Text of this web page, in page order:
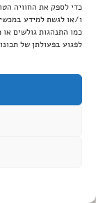
כדי לספק את החוויה
ו/או לגשת למידע
כמו התנהגות גולשים
לפגוע בפעולתן של
2026 © כל הזכויות שמורות למיכל שמיר